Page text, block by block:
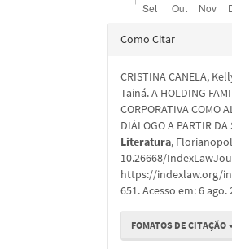
Detalhes
artigo
Como Citar
CRISTINA CANELA,
Tainá. A HOLDING
CORPORATIVA COMO
DIÁLOGO A PARTIR DA
Literatura,
10.26668/
https://indexlaw.org/
651. Acesso em: 6 ago.
FOMATOS DE CITAÇÃO